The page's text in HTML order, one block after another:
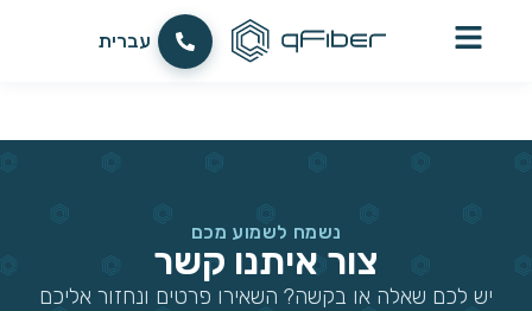
עברית
English
נשמח לשמוע מכם
צור איתנו קשר
יש לכם שאלה או בקשה? השאירו פרטים ונחזור אליכם